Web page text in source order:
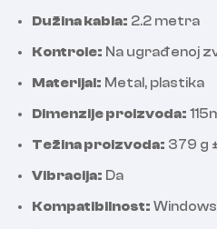
Dužina kabla: 2.2 metra
Kontrole: Na ugrađenoj
Materijal: Metal, plastika
Dimenzije proizvoda:
Težina proizvoda: 379 g
Vibracija: Da
Kompatibilnost: